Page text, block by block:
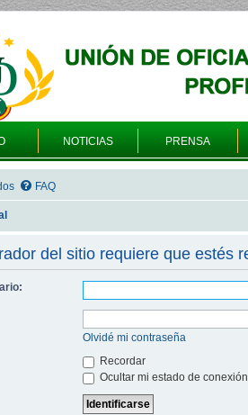
NOTICIAS PRENSA
FAQ
del sitio requiere que estés
Olvidé mi contraseña
Recordar
Ocultar mi estado de